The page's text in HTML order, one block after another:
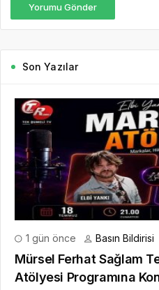
Yorumu Gönder
Son Yazılar
1 gün önce Basın Bildirisi
Mürsel Ferhat Sağlam
Atölyesi Programına